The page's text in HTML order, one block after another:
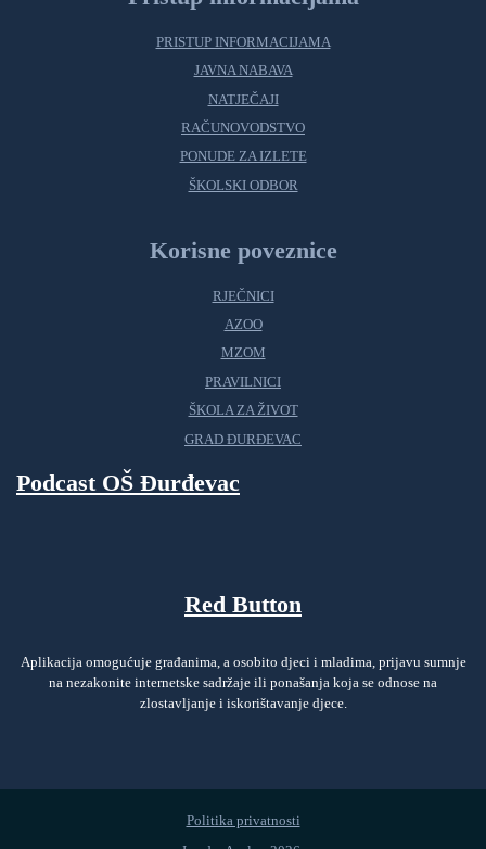
PRISTUP INFORMACIJAMA
JAVNA NABAVA
NATJEČAJI
RAČUNOVODSTVO
PONUDE ZA IZLETE
ŠKOLSKI ODBOR
Korisne poveznice
RJEČNICI
AZOO
MZOM
PRAVILNICI
ŠKOLA ZA ŽIVOT
GRAD ĐURĐEVAC
Podcast OŠ Đurđevac
Red Button
Aplikacija omogućuje građanima, a osobito djeci i mladima, prijavu sumnje
na nezakonite internetske sadržaje ili ponašanja koja se odnose na
zlostavljanje i iskorištavanje djece.
Politika privatnosti